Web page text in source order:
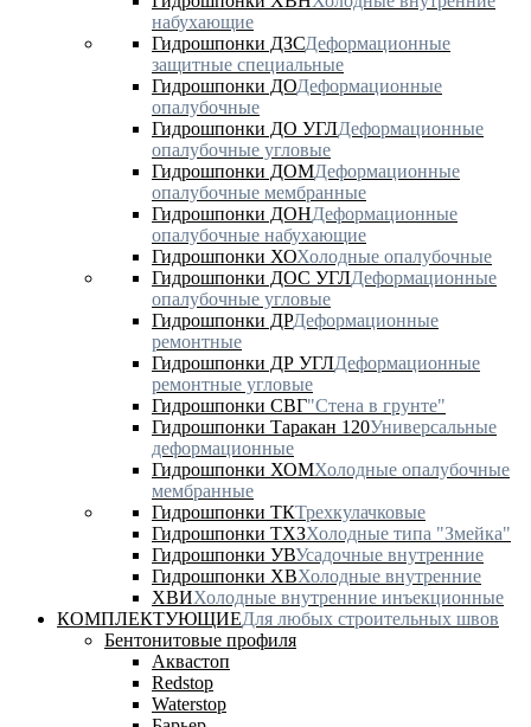
набухающие
Гидрошпонки ДЗСДеформационные
защитные специальные
Гидрошпонки ДОДеформационные
опалубочные
Гидрошпонки ДО УГЛДеформационные
опалубочные угловые
Гидрошпонки ДОМДеформационные
опалубочные мембранные
Гидрошпонки ДОНДеформационные
опалубочные набухающие
Гидрошпонки ХОХолодные опалубочные
Гидрошпонки ДОС УГЛДеформационные
опалубочные угловые
Гидрошпонки ДРДеформационные
ремонтные
Гидрошпонки ДР УГЛДеформационные
ремонтные угловые
Гидрошпонки СВГ"Стена в грунте"
Гидрошпонки Таракан 120Универсальные
деформационные
Гидрошпонки ХОМХолодные опалубочные
мембранные
Гидрошпонки ТКТрехкулачковые
Гидрошпонки ТХЗХолодные типа "Змейка"
Гидрошпонки УВУсадочные внутренние
Гидрошпонки ХВХолодные внутренние
ХВИХолодные внутренние инъекционные
КОМПЛЕКТУЮЩИЕДля любых строительных швов
Бентонитовые профиля
Аквастоп
Redstop
Waterstop